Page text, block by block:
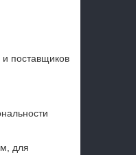
поставщиков
для